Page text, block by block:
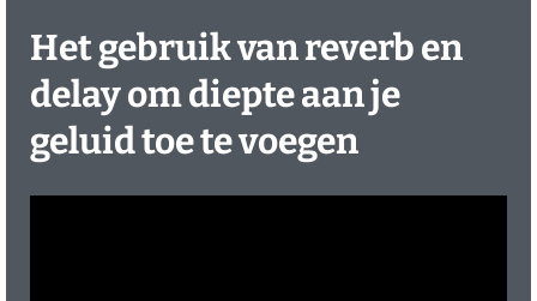
Het gebruik van reverb en
delay om diepte aan je
geluid toe te voegen